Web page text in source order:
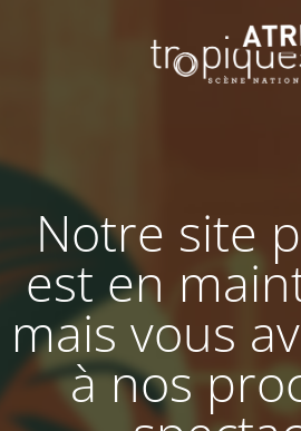
Notre site
est en
mais vous
à nos